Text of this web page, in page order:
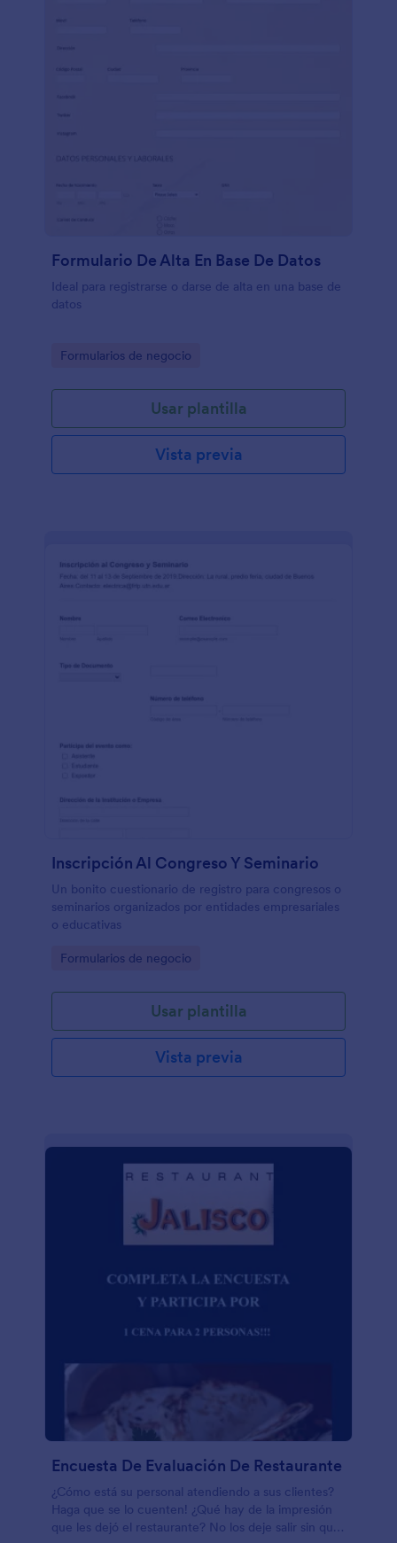
Formulario De Alta En Base De Datos
Ideal para registrarse o darse de alta en una base de
datos
Go to Category:
Formularios de negocio
Usar plantilla
Vista previa
Inscripción Al Congreso Y Seminario
Un bonito cuestionario de registro para congresos o
seminarios organizados por entidades empresariales
o educativas
Go to Category:
Formularios de negocio
Usar plantilla
Vista previa
Encuesta De Evaluación De Restaurante
¿Cómo está su personal atendiendo a sus clientes?
Haga que se lo cuenten! ¿Qué hay de la impresión
que les dejó el restaurante? No los deje salir sin que